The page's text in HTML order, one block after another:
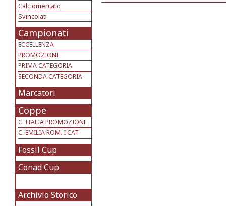
Calciomercato
Svincolati
Campionati
ECCELLENZA
PROMOZIONE
PRIMA CATEGORIA
SECONDA CATEGORIA
Marcatori
Coppe
C. ITALIA PROMOZIONE
C. EMILIA ROM. I CAT
Fossil Cup
Conad Cup
Archivio Storico